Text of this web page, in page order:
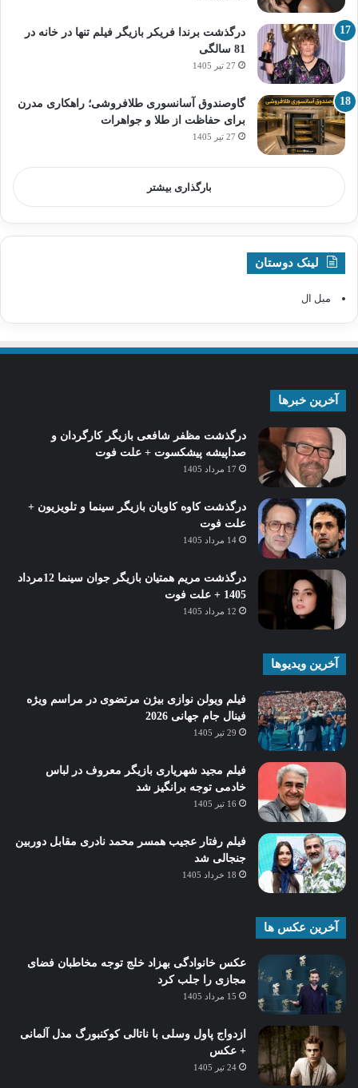
درگذشت برندا فریکر بازیگر فیلم تنها در خانه در
81 سالگی
27 تیر 1405
گاوصندوق آسانسوری طلافروشی؛ راهکاری مدرن
برای حفاظت از طلا و جواهرات
27 تیر 1405
بارگذاری بیشتر
لینک دوستان
مبل ال
آخرین خبرها
درگذشت مظفر شافعی بازیگر کارگردان و
صداپیشه پیشکسوت + علت فوت
17 مرداد 1405
درگذشت کاوه کاویان بازیگر سینما و تلویزیون +
علت فوت
14 مرداد 1405
درگذشت مریم همتیان بازیگر جوان سینما 12مرداد
1405 + علت فوت
12 مرداد 1405
آخرین ویدیوها
فیلم ویولن نوازی بیژن مرتضوی در مراسم ویژه
فینال جام جهانی 2026
29 تیر 1405
فیلم مجید شهریاری بازیگر معروف در لباس
خادمی توجه برانگیز شد
16 تیر 1405
فیلم رفتار عجیب همسر محمد نادری مقابل دوربین
جنجالی شد
18 خرداد 1405
آخرین عکس ها
عکس خانوادگی بهزاد خلج توجه مخاطبان فضای
مجازی را جلب کرد
15 مرداد 1405
ازدواج پاول وسلی با ناتالی کوکنبورگ مدل آلمانی
+ عکس
24 تیر 1405